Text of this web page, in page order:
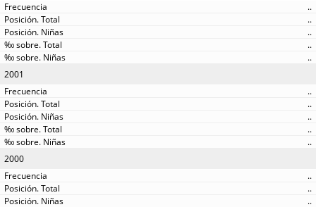
..
..
..
..
..
2001
..
..
..
..
..
2000
..
..
..